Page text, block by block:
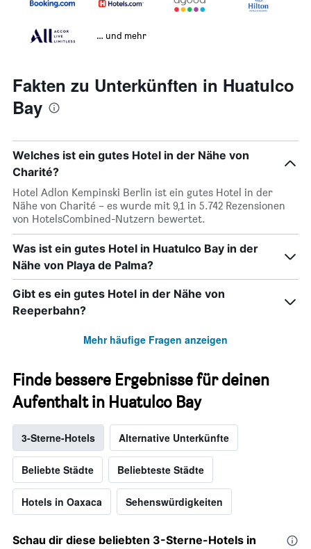
… und mehr
Fakten zu Unterkünften in Huatulco
Bay
Welches ist ein gutes Hotel in der Nähe von
Charité?
Hotel Adlon Kempinski Berlin ist ein gutes Hotel in der
Nähe von Charité – es wurde mit 9,1 in 5.742 Rezensionen
von HotelsCombined-Nutzern bewertet.
Was ist ein gutes Hotel in Huatulco Bay in der
Nähe von Playa de Palma?
Gibt es ein gutes Hotel in der Nähe von
Reeperbahn?
Mehr häufige Fragen anzeigen
Finde bessere Ergebnisse für deinen
Aufenthalt in Huatulco Bay
3-Sterne-Hotels Alternative Unterkünfte
Beliebte Städte Beliebteste Städte
Hotels in Oaxaca Sehenswürdigkeiten
Schau dir diese beliebten 3-Sterne-Hotels in